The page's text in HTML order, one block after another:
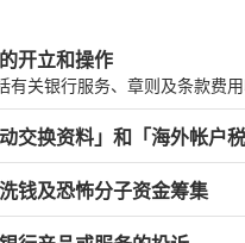
开立和操作
有关银行服务、章则及条款费
动交换资料」和「海外帐户
钱及恐怖分子资金筹集